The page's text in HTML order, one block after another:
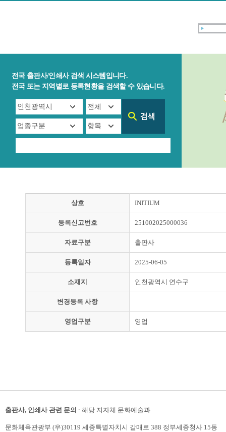
전국 출판사/인쇄사 검색 시스템입니다.
전국 또는 지역별로 등록현황을 검색할 수 있습니다.
상호 INITIUM
등록신고번호 251002025000036
자료구분 출판사
등록일자 2025-06-05
소재지 인천광역시 연수구
변경등록 사항
영업구분 영업
출판사, 인쇄사 관련 문의 : 해당 지자체 문화예술과
문화체육관광부 (우)30119 세종특별자치시 갈매로 388 정부세종청사 15동